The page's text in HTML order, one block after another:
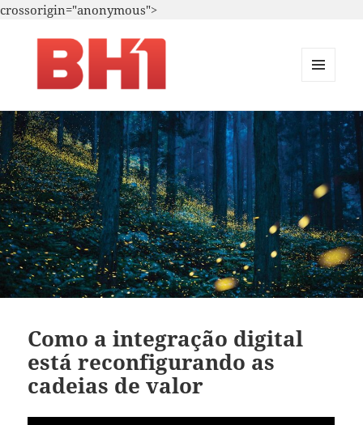
crossorigin="anonymous">
i.A. – Marketing – T.i.
WIDGETS
Como a integração digital
está reconfigurando as
cadeias de valor